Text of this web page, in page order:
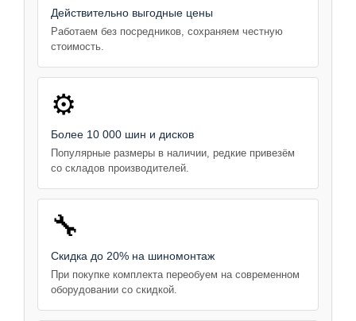
Действительно выгодные цены
Работаем без посредников, сохраняем честную
стоимость.
⚙️
Более 10 000 шин и дисков
Популярные размеры в наличии, редкие привезём
со складов производителей.
🔧
Скидка до 20% на шиномонтаж
При покупке комплекта переобуем на современном
оборудовании со скидкой.